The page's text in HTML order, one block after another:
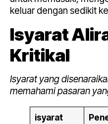
keluar dengan sedikit
Isyarat
Kritikal
Isyarat yang
memahami pasaran
isyarat